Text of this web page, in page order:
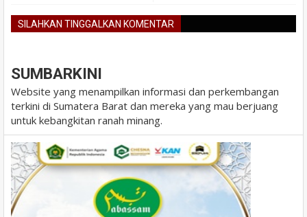
SILAHKAN TINGGALKAN KOMENTAR
SUMBARKINI
Website yang menampilkan informasi dan perkembangan
terkini di Sumatera Barat dan mereka yang mau berjuang
untuk kebangkitan ranah minang.